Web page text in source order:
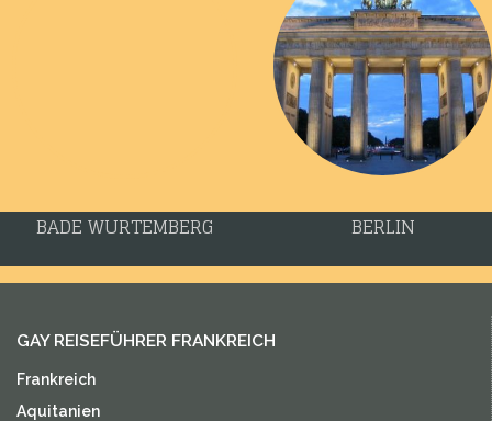
BADE WURTEMBERG BERLIN
GAY REISEFÜHRER FRANKREICH
Frankreich
Aquitanien